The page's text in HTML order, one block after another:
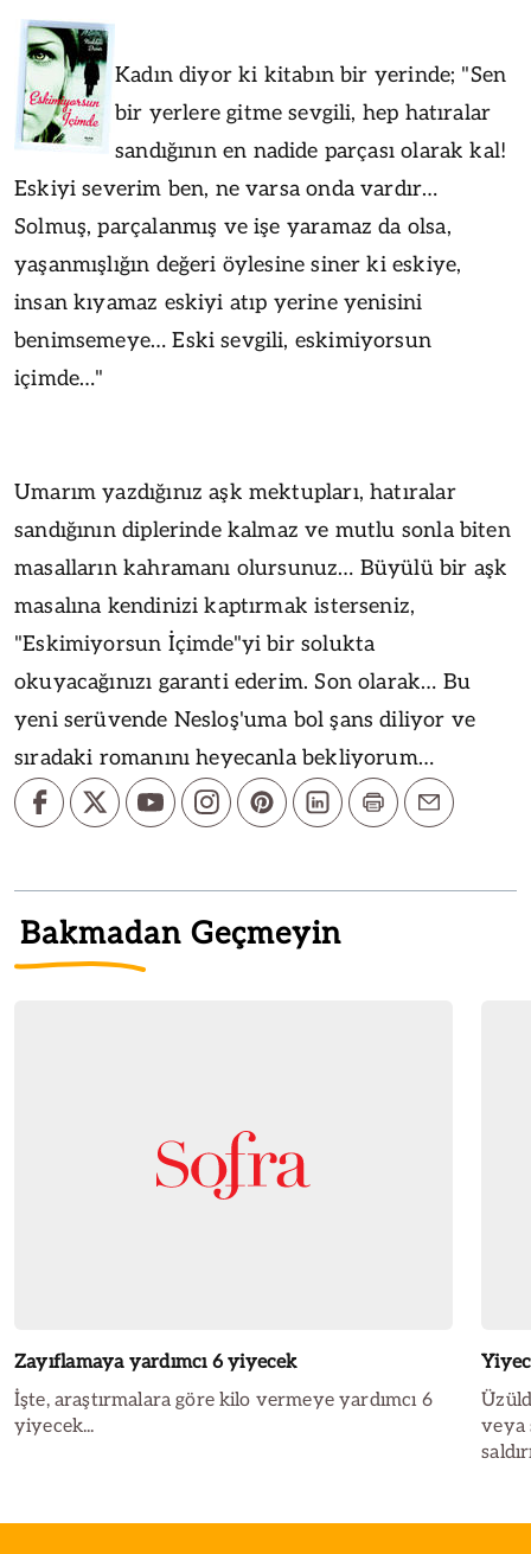
Kadın diyor ki kitabın bir yerinde; "Sen
bir yerlere gitme sevgili, hep hatıralar
sandığının en nadide parçası olarak kal!
Eskiyi severim ben, ne varsa onda vardır…
Solmuş, parçalanmış ve işe yaramaz da olsa,
yaşanmışlığın değeri öylesine siner ki eskiye,
insan kıyamaz eskiyi atıp yerine yenisini
benimsemeye… Eski sevgili, eskimiyorsun
içimde…"
Umarım yazdığınız aşk mektupları, hatıralar
sandığının diplerinde kalmaz ve mutlu sonla biten
masalların kahramanı olursunuz… Büyülü bir aşk
masalına kendinizi kaptırmak isterseniz,
"Eskimiyorsun İçimde"yi bir solukta
okuyacağınızı garanti ederim. Son olarak… Bu
yeni serüvende Nesloş'uma bol şans diliyor ve
sıradaki romanını heyecanla bekliyorum…
Bakmadan Geçmeyin
Zayıflamaya yardımcı 6 yiyecek
İşte, araştırmalara göre kilo vermeye yardımcı 6
yiyecek...
veya